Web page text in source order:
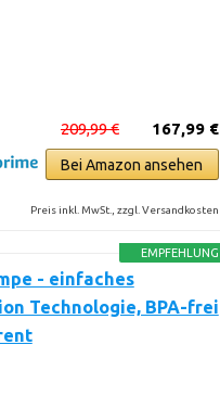
167,99 €
209,99 €
Bei Amazon ansehen
Preis inkl. MwSt., zzgl. Versandkosten
EMPFEHLUNG
- einfaches
Technologie, BPA-frei